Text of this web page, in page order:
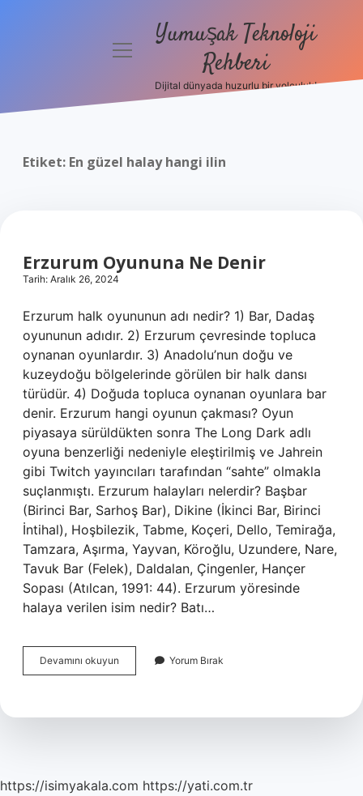
Politikası
menüyüYumuşak Teknoloji
Rehberi
Dijital dünyada huzurlu bir yolculuk!
Etiket: En güzel halay hangi ilin
Erzurum Oyununa Ne Denir
Tarih: Aralık 26, 2024
Erzurum halk oyununun adı nedir? 1) Bar, Dadaş
oyununun adıdır. 2) Erzurum çevresinde topluca
oynanan oyunlardır. 3) Anadolu’nun doğu ve
kuzeydoğu bölgelerinde görülen bir halk dansı
türüdür. 4) Doğuda topluca oynanan oyunlara bar
denir. Erzurum hangi oyunun çakması? Oyun
piyasaya sürüldükten sonra The Long Dark adlı
oyuna benzerliği nedeniyle eleştirilmiş ve Jahrein
gibi Twitch yayıncıları tarafından “sahte” olmakla
suçlanmıştı. Erzurum halayları nelerdir? Başbar
(Birinci Bar, Sarhoş Bar), Dikine (İkinci Bar, Birinci
İntihal), Hoşbilezik, Tabme, Koçeri, Dello, Temirağa,
Tamzara, Aşırma, Yayvan, Köroğlu, Uzundere, Nare,
Tavuk Bar (Felek), Daldalan, Çingenler, Hançer
Sopası (Atılcan, 1991: 44). Erzurum yöresinde
halaya verilen isim nedir? Batı…
Devamını okuyun Erzurum
Oyununa
Yorum Bırak
https://isimyakala.com https://yati.com.tr